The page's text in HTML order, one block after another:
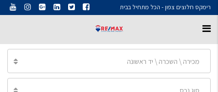
רימקס חלוצים צפון - הכל מתחיל בבית
מכירה \ השכרה \ יד ראשונה
סוג נכס